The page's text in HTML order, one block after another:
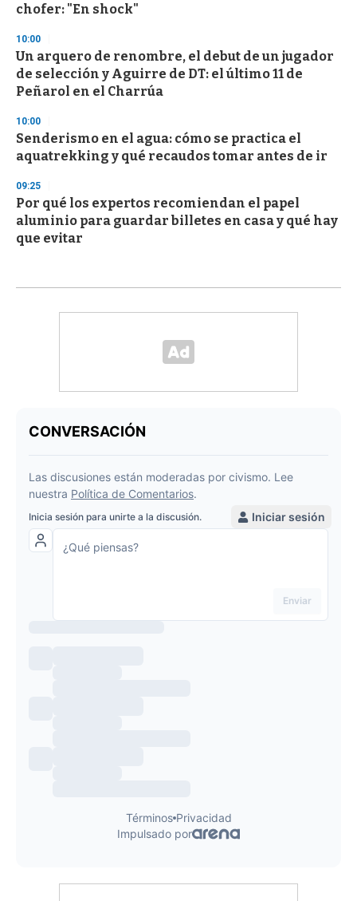
chofer: "En shock"
10:00
Un arquero de renombre, el debut de un jugador
de selección y Aguirre de DT: el último 11 de
Peñarol en el Charrúa
10:00
Senderismo en el agua: cómo se practica el
aquatrekking y qué recaudos tomar antes de ir
09:25
Por qué los expertos recomiendan el papel
aluminio para guardar billetes en casa y qué hay
que evitar